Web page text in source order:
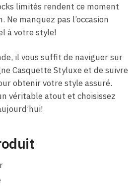
limités rendent ce moment
Ne manquez pas l’occasion
à votre style!
il vous suffit de naviguer sur
Casquette Styluxe et de suivre
obtenir votre style assuré.
véritable atout et choisissez